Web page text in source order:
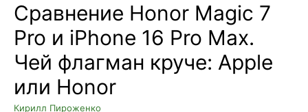
Сравнение Honor Magic 7
Pro и iPhone 16 Pro Max.
Чей флагман круче: Apple
или Honor
Кирилл Пироженко